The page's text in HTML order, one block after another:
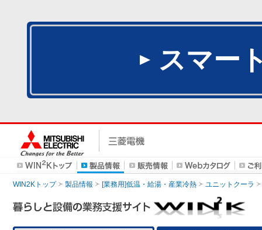
スマー
WIN2Kトップ 製品情報 [業務用]低温・給湯・産業冷熱 ユニットクーラ